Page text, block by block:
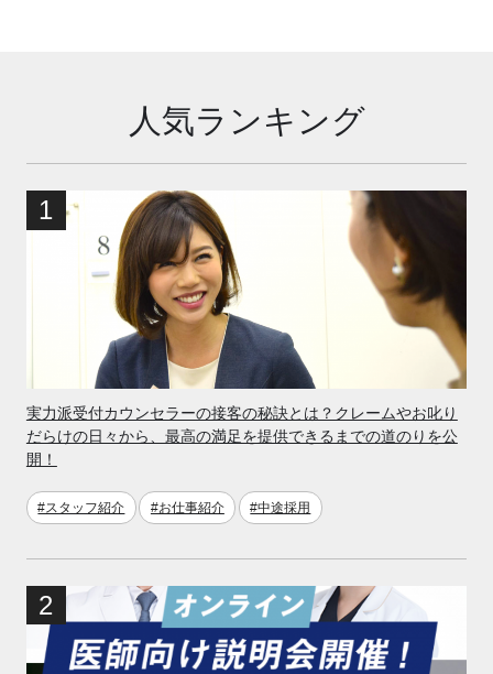
人気ランキング
実力派受付カウンセラーの接客の秘訣とは？クレームやお叱り
だらけの日々から、最高の満足を提供できるまでの道のりを公
開！
#スタッフ紹介 #お仕事紹介 #中途採用